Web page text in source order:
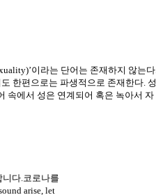
이라는 단어는 존재하지 않는다.
한편으로는 파생적으로 존재한다. 성
속에서 성은 연계되어 혹은 녹아서 자
다.코로나를
arise, let